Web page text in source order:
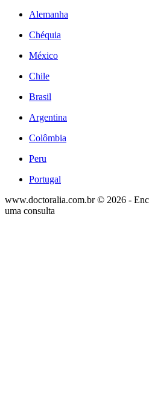
Alemanha
Chéquia
México
Chile
Brasil
Argentina
Colômbia
Peru
Portugal
www.doctoralia.com.br © 2026 -
uma consulta